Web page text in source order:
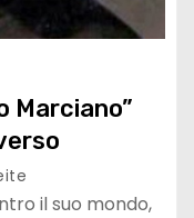
Marciano”
il suo mondo,